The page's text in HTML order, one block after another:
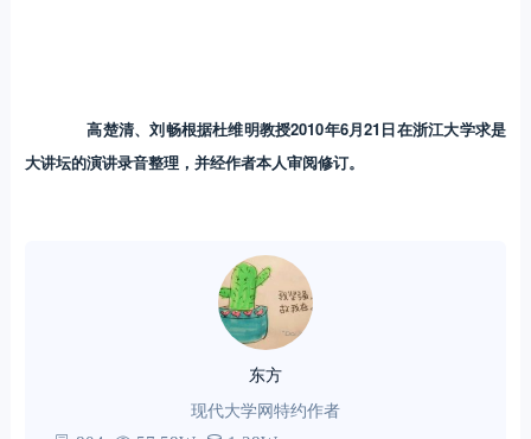
高楚清、刘畅根据杜维明教授2010年6月21日在浙江大学求是
大讲坛的演讲录音整理，并经作者本人审阅修订。
东方
现代大学网特约作者